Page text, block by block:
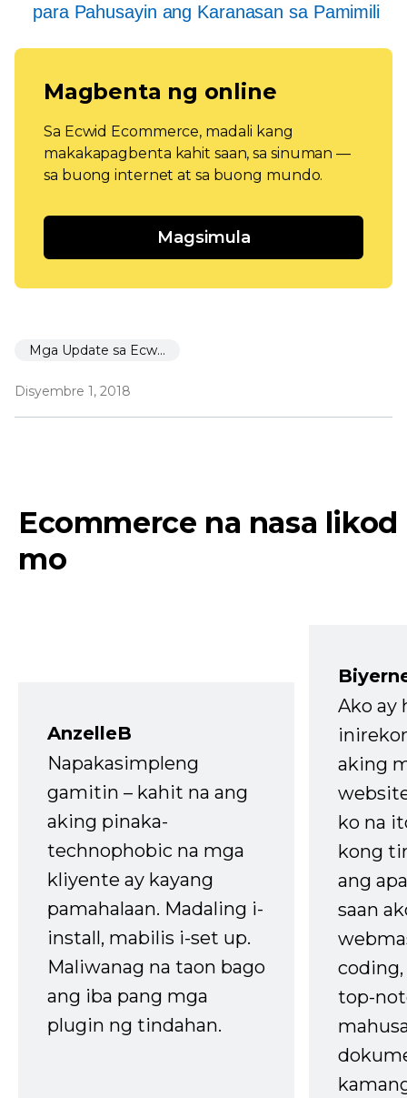
para Pahusayin ang Karanasan sa Pamimili
Magbenta ng online
Sa Ecwid Ecommerce, madali kang
makakapagbenta kahit saan, sa sinuman —
sa buong internet at sa buong mundo.
Magsimula
Mga Update sa Ecwid
Disyembre 1, 2018
Ecommerce na nasa likod
mo
AnzelleB
Napakasimpleng
gamitin – kahit na ang
aking pinaka-
technophobic na mga
kliyente ay kayang
pamahalaan. Madaling i-
install, mabilis i-set up.
Maliwanag na taon bago
ang iba pang mga
plugin ng tindahan.
Ako ay
aking
ko na
kong
ang
saan
top-